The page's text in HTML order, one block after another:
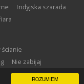
ROZUMIEM
Indyjska szarada
ścianie
Nie zabijaj